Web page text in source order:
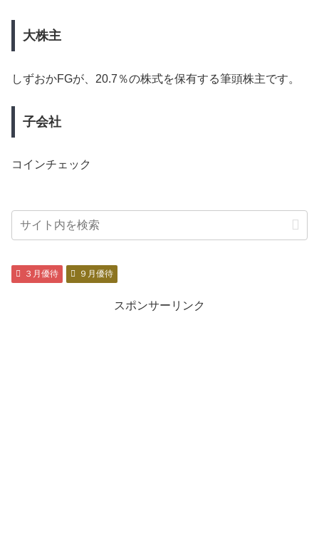
大株主
しずおかFGが、20.7％の株式を保有する筆頭株主です。
子会社
コインチェック
３月優待 ９月優待
スポンサーリンク